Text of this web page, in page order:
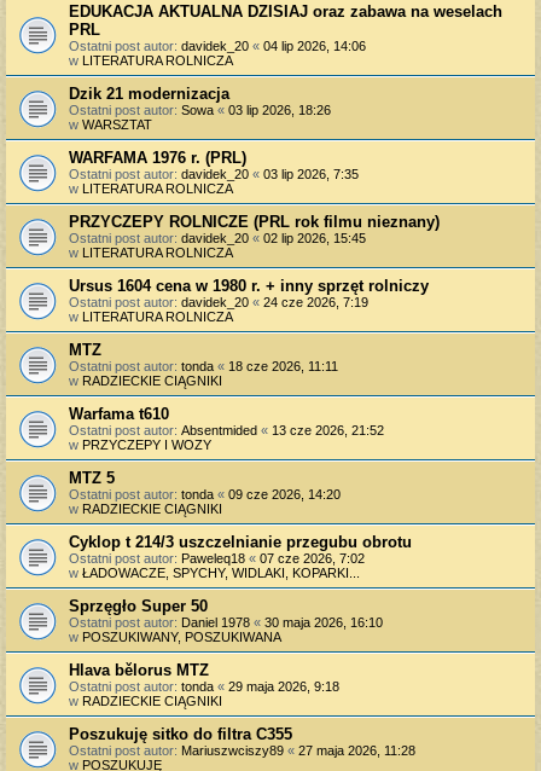
EDUKACJA AKTUALNA DZISIAJ oraz zabawa na weselach
PRL
Ostatni post autor: davidek_20 « 04 lip 2026, 14:06
w LITERATURA ROLNICZA
Dzik 21 modernizacja
Ostatni post autor: Sowa « 03 lip 2026, 18:26
w WARSZTAT
WARFAMA 1976 r. (PRL)
Ostatni post autor: davidek_20 « 03 lip 2026, 7:35
w LITERATURA ROLNICZA
PRZYCZEPY ROLNICZE (PRL rok filmu nieznany)
Ostatni post autor: davidek_20 « 02 lip 2026, 15:45
w LITERATURA ROLNICZA
Ursus 1604 cena w 1980 r. + inny sprzęt rolniczy
Ostatni post autor: davidek_20 « 24 cze 2026, 7:19
w LITERATURA ROLNICZA
MTZ
Ostatni post autor: tonda « 18 cze 2026, 11:11
w RADZIECKIE CIĄGNIKI
Warfama t610
Ostatni post autor: Absentmided « 13 cze 2026, 21:52
w PRZYCZEPY I WOZY
MTZ 5
Ostatni post autor: tonda « 09 cze 2026, 14:20
w RADZIECKIE CIĄGNIKI
Cyklop t 214/3 uszczelnianie przegubu obrotu
Ostatni post autor: Paweleq18 « 07 cze 2026, 7:02
w ŁADOWACZE, SPYCHY, WIDLAKI, KOPARKI...
Sprzęgło Super 50
Ostatni post autor: Daniel 1978 « 30 maja 2026, 16:10
w POSZUKIWANY, POSZUKIWANA
Hlava bělorus MTZ
Ostatni post autor: tonda « 29 maja 2026, 9:18
w RADZIECKIE CIĄGNIKI
Poszukuję sitko do filtra C355
Ostatni post autor: Mariuszwciszy89 « 27 maja 2026, 11:28
w POSZUKUJĘ